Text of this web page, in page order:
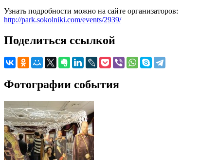
Узнать подробности можно на сайте организаторов:
http://park.sokolniki.com/events/2939/
Поделиться ссылкой
Фотографии события